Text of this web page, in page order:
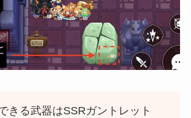
きる武器はSSRガントレット